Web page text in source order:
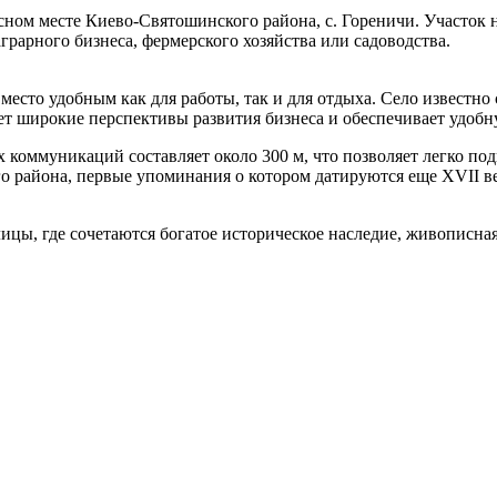
месте Киево-Святошинского района, с. Гореничи. Участок
бизнеса, фермерского хозяйства или садоводства.
удобным как для работы, так и для отдыха. Село
широкие перспективы развития бизнеса и обеспечивает
составляет около 300 м, что позволяет легко
первые упоминания о котором датируются еще XVII
где сочетаются богатое историческое наследие,